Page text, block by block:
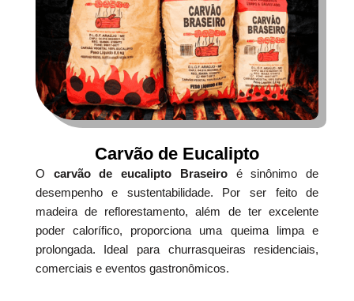
Carvão de Eucalipto
O carvão de eucalipto Braseiroé sinônimo de
desempenho e sustentabilidade. Por ser feito de
madeira de reflorestamento, além de ter excelente
poder calorífico, proporciona uma queima limpa e
prolongada. Ideal para churrasqueiras residenciais,
comerciais e eventos gastronômicos.